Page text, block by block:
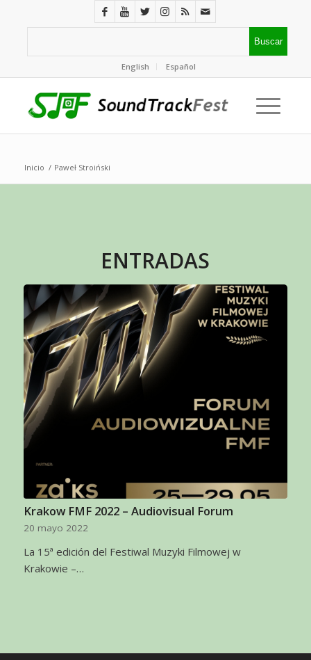
English Español
Inicio / Paweł Stroiński
ENTRADAS
Krakow FMF 2022 – Audiovisual Forum
20 mayo 2022
La 15ª edición del Festiwal Muzyki Filmowej w
Krakowie –…